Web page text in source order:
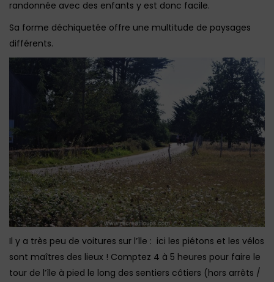
randonnée avec des enfants y est donc facile.
Sa forme déchiquetée offre une multitude de paysages
différents.
Il y a très peu de voitures sur l’île : ici les piétons et les vélos
sont maîtres des lieux ! Comptez 4 à 5 heures pour faire le
tour de l’île à pied le long des sentiers côtiers (hors arrêts /